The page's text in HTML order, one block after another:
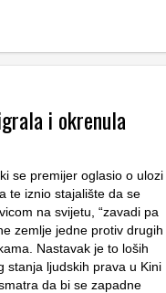
i okrenula
se premijer oglasio o ulozi
te iznio stajalište da se
na svijetu, “zavadi pa
zemlje jedne protiv drugih
Nastavak je to loših
stanja ljudskih prava u Kini
da bi se zapadne